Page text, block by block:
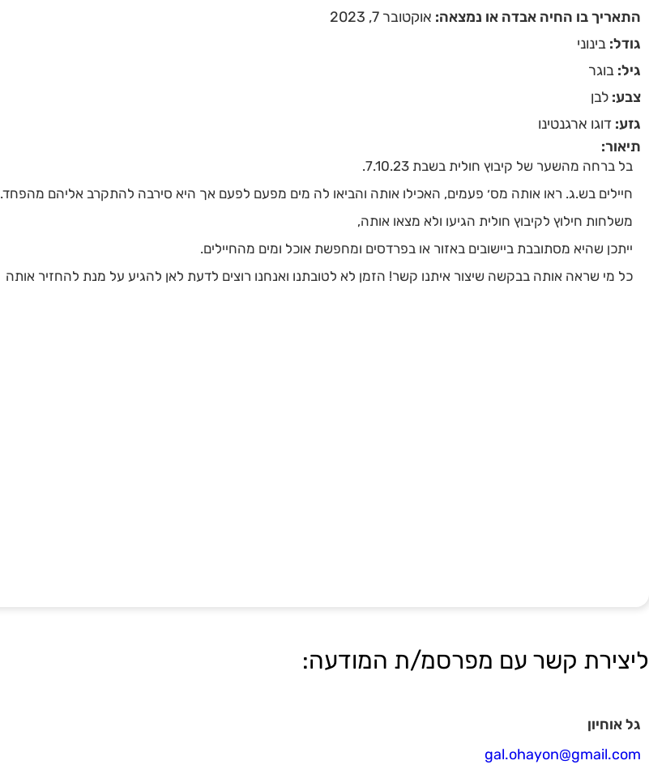
התאריך בו החיה אבדה או נמצאה: אוקטובר 7, 2023
גודל: בינוני
גיל: בוגר
צבע: לבן
גזע: דוגו ארגנטינו
תיאור:
בל ברחה מהשער של קיבוץ חולית בשבת 7.10.23.
חיילים בש.ג. ראו אותה מס׳ פעמים, האכילו אותה והביאו לה מים מפעם לפעם אך היא סירבה להתקרב אליהם מהפחד.
משלחות חילוץ לקיבוץ חולית הגיעו ולא מצאו אותה,
ייתכן שהיא מסתובבת ביישובים באזור או בפרדסים ומחפשת אוכל ומים מהחיילים.
כל מי שראה אותה בבקשה שיצור איתנו קשר! הזמן לא לטובתנו ואנחנו רוצים לדעת לאן להגיע על מנת להחזיר אותה
ליצירת קשר עם מפרסמ/ת המודעה:
גל אוחיון
gal.ohayon@gmail.com